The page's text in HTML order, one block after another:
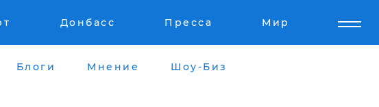
Донбасс Пресса Мир
Блоги Мнение Шоу-Биз